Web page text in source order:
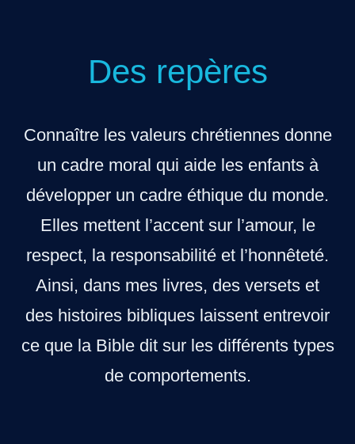
Des repères
Connaître les valeurs chrétiennes donne
un cadre moral qui aide les enfants à
développer un cadre éthique du monde.
Elles mettent l’accent sur l’amour, le
respect, la responsabilité et l’honnêteté.
Ainsi, dans mes livres, des versets et
des histoires bibliques laissent entrevoir
ce que la Bible dit sur les différents types
de comportements.